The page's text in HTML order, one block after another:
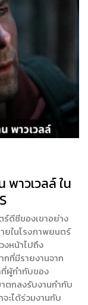
พาวเวลล์ ใน
ดีซีของเขาอย่าง
ยในโรงภาพยนตร์
งหน้าไปถึง
ที่มีรายงานจาก
ที่ผู้กำกับของ
ตกลงรับงานกำกับ
ะได้ร่วมงานกับ